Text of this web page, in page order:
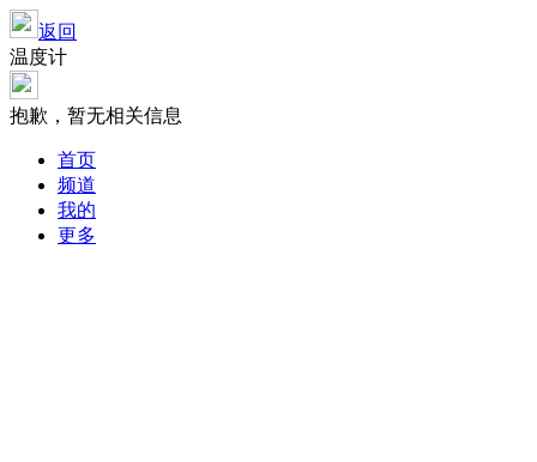
返回
温度计
抱歉，暂无相关信息
首页
频道
我的
更多